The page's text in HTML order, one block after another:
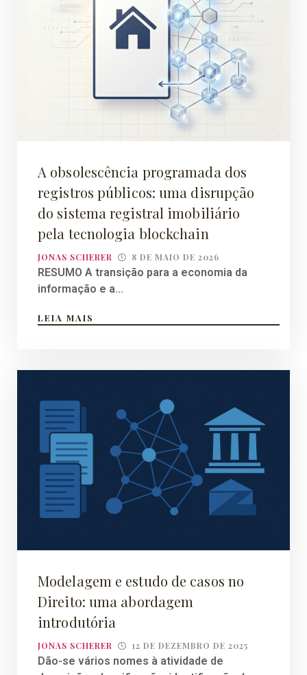
A obsolescência programada dos
registros públicos: uma disrupção
do sistema registral imobiliário
pela tecnologia blockchain
JONAS SCHERER 8 DE MAIO DE 2026
RESUMO A transição para a economia da
informação e a...
LEIA MAIS
Modelagem e estudo de casos no
Direito: uma abordagem
introdutória
JONAS SCHERER 12 DE DEZEMBRO DE 2025
Dão-se vários nomes à atividade de